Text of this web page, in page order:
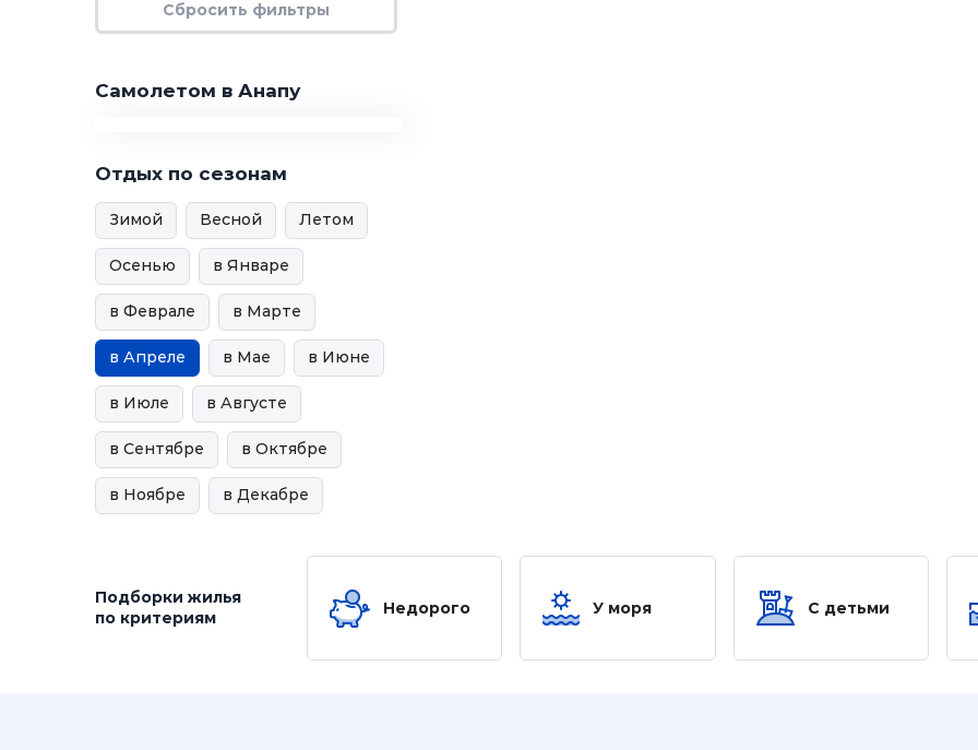
Самолетом в Анапу
Отдых по сезонам
Зимой Весной Летом
Осенью в Январе
в Феврале в Марте
в Апреле в Мае в Июне
в Июле в Августе
в Сентябре в Октябре
в Ноябре в Декабре
Подборки жилья
по критериям
Недорого У моря С детьми